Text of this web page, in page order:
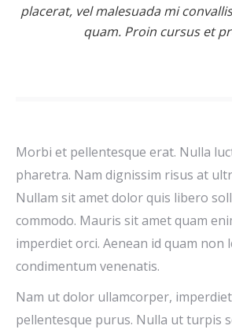
placerat, vel malesuada mi
quam. Proin cursus et
Morbi et pellentesque erat. Nulla
pharetra. Nam dignissim risus at
Nullam sit amet dolor quis libero
commodo. Mauris sit amet quam
imperdiet orci. Aenean id quam non
condimentum venenatis.
Nam ut dolor ullamcorper,
pellentesque purus. Nulla ut turpis